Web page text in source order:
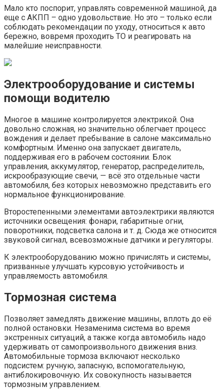
Мало кто поспорит, управлять современной машиной, да
еще с АКПП – одно удовольствие. Но это – только если
соблюдать рекомендации по уходу, относиться к авто
бережно, вовремя проходить ТО и реагировать на
малейшие неисправности.
Электрооборудование и системы
помощи водителю
Многое в машине контролируется электрикой. Она
довольно сложная, но значительно облегчает процесс
вождения и делает пребывание в салоне максимально
комфортным. Именно она запускает двигатель,
поддерживая его в рабочем состоянии. Блок
управления, аккумулятор, генератор, распределитель,
искрообразующие свечи, — всё это отдельные части
автомобиля, без которых невозможно представить его
нормальное функционирование.
Второстепенными элементами автоэлектрики являются
источники освещения: фонари, габаритные огни,
поворотники, подсветка салона и т. д. Сюда же относится
звуковой сигнал, всевозможные датчики и регуляторы.
К электрооборудованию можно причислять и системы,
призванные улучшать курсовую устойчивость и
управляемость автомобиля.
Тормозная система
Позволяет замедлять движение машины, вплоть до её
полной остановки. Незаменима система во время
экстренных ситуаций, а также когда автомобиль надо
удерживать от самопроизвольного движения вниз.
Автомобильные тормоза включают несколько
подсистем: ручную, запасную, вспомогательную,
антиблокировочную. Их совокупность называется
тормозным управлением.